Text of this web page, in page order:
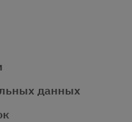
данных